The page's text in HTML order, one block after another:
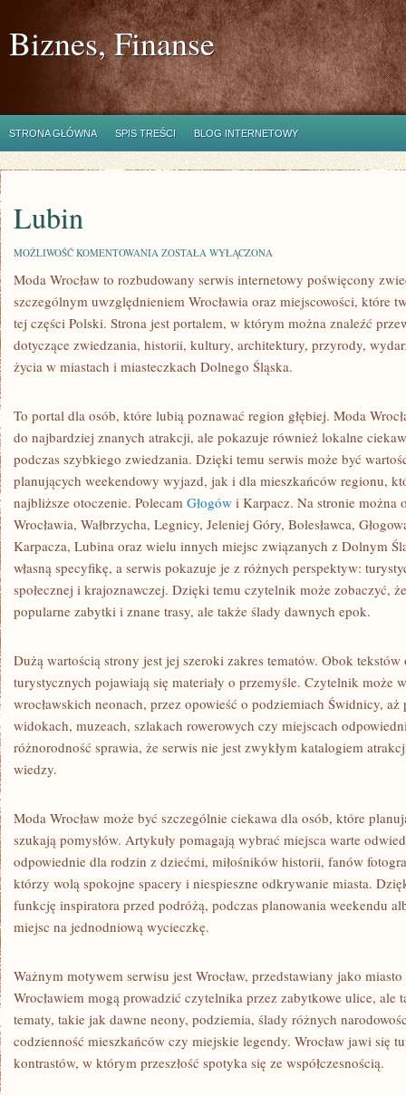
Biznes, Finanse
STRONA GŁÓWNA SPIS TREŚCI BLOG INTERNETOWY
Lubin
MOŻLIWOŚĆ KOMENTOWANIA LUBIN
ZOSTAŁA WYŁĄCZONA
Moda Wrocław to rozbudowany serwis internetowy poświęcony
szczególnym uwzględnieniem Wrocławia oraz miejscowości, które
tej części Polski. Strona jest portalem, w którym można znaleźć
dotyczące zwiedzania, historii, kultury, architektury, przyrody,
życia w miastach i miasteczkach Dolnego Śląska.
To portal dla osób, które lubią poznawać region głębiej. Moda
do najbardziej znanych atrakcji, ale pokazuje również lokalne
podczas szybkiego zwiedzania. Dzięki temu serwis może być
planujących weekendowy wyjazd, jak i dla mieszkańców regionu,
najbliższe otoczenie. Polecam Głogów i Karpacz. Na stronie można
Wrocławia, Wałbrzycha, Legnicy, Jeleniej Góry, Bolesławca,
Karpacza, Lubina oraz wielu innych miejsc związanych z Dolnym
własną specyfikę, a serwis pokazuje je z różnych perspektyw:
społecznej i krajoznawczej. Dzięki temu czytelnik może zobaczyć,
popularne zabytki i znane trasy, ale także ślady dawnych epok.
Dużą wartością strony jest jej szeroki zakres tematów. Obok
turystycznych pojawiają się materiały o przemyśle. Czytelnik może
wrocławskich neonach, przez opowieść o podziemiach Świdnicy,
widokach, muzeach, szlakach rowerowych czy miejscach
różnorodność sprawia, że serwis nie jest zwykłym katalogiem
wiedzy.
Moda Wrocław może być szczególnie ciekawa dla osób, które
szukają pomysłów. Artykuły pomagają wybrać miejsca warte
odpowiednie dla rodzin z dziećmi, miłośników historii, fanów
którzy wolą spokojne spacery i niespieszne odkrywanie miasta.
funkcję inspiratora przed podróżą, podczas planowania weekendu
miejsc na jednodniową wycieczkę.
Ważnym motywem serwisu jest Wrocław, przedstawiany jako
Wrocławiem mogą prowadzić czytelnika przez zabytkowe ulice, ale
tematy, takie jak dawne neony, podziemia, ślady różnych
codzienność mieszkańców czy miejskie legendy. Wrocław jawi się
kontrastów, w którym przeszłość spotyka się ze współczesnością.